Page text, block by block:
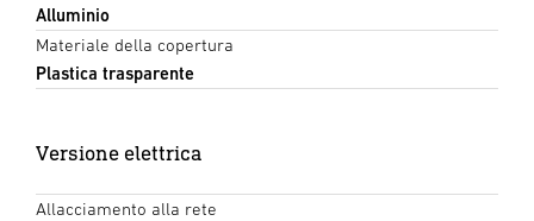
Alluminio
Materiale della copertura
Plastica trasparente
Versione elettrica
Allacciamento alla rete